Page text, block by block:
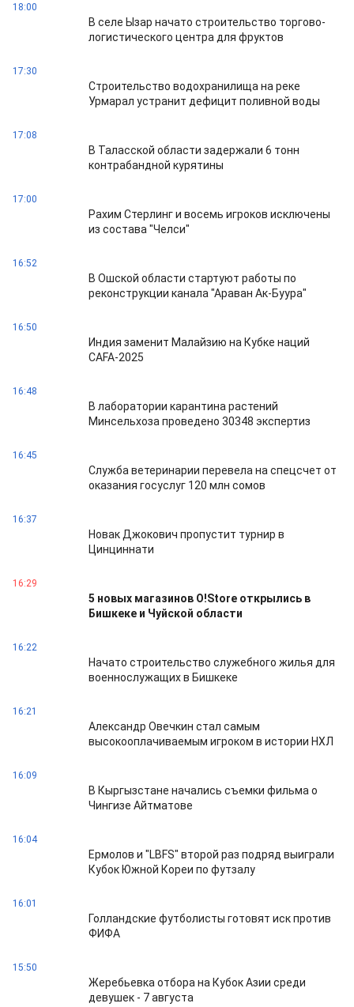
18:00
В селе Ызар начато строительство торгово-
логистического центра для фруктов
17:30
Строительство водохранилища на реке
Урмарал устранит дефицит поливной воды
17:08
В Таласской области задержали 6 тонн
контрабандной курятины
17:00
Рахим Стерлинг и восемь игроков исключены
из состава "Челси"
16:52
В Ошской области стартуют работы по
реконструкции канала "Араван Ак-Буура"
16:50
Индия заменит Малайзию на Кубке наций
CAFA-2025
16:48
В лаборатории карантина растений
Минсельхоза проведено 30348 экспертиз
16:45
Служба ветеринарии перевела на спецсчет от
оказания госуслуг 120 млн сомов
16:37
Новак Джокович пропустит турнир в
Цинциннати
16:29
5 новых магазинов O!Store открылись в
Бишкеке и Чуйской области
16:22
Начато строительство служебного жилья для
военнослужащих в Бишкеке
16:21
Александр Овечкин стал самым
высокооплачиваемым игроком в истории НХЛ
16:09
В Кыргызстане начались съемки фильма о
Чингизе Айтматове
16:04
Ермолов и "LBFS" второй раз подряд выиграли
Кубок Южной Кореи по футзалу
16:01
Голландские футболисты готовят иск против
ФИФА
15:50
Жеребьевка отбора на Кубок Азии среди
девушек - 7 августа